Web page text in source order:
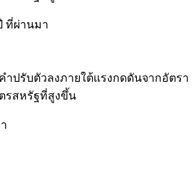
ที่ผ่านมา
ำปรับตัวลงภายใต้แรงกดดันจากอัตรา
รสหรัฐที่สูงขึ้น